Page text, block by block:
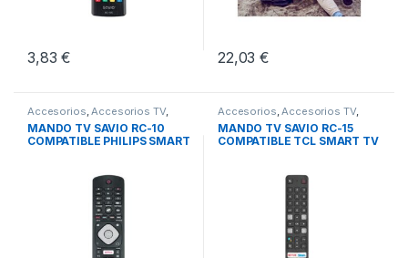
3,83€ 22,03€
Accesorios,Accesorios TV,
Imagen y Sonido
MANDO TV SAVIO RC-10
COMPATIBLE PHILIPS SMART
Accesorios,Accesorios TV,
Imagen y Sonido
MANDO TV SAVIO RC-15
COMPATIBLE TCL SMART TV